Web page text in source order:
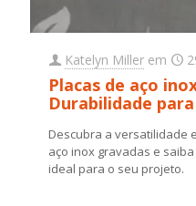
Katelyn Miller em
Placas de aço
Durabilidade
Descubra a versatilidade
aço inox gravadas e
ideal para o seu projeto.